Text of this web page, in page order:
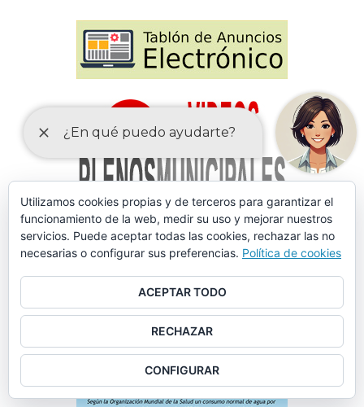
Utilizamos cookies propias y de terceros para garantizar el
funcionamiento de la web, medir su uso y mejorar nuestros
servicios. Puede aceptar todas las cookies, rechazar las no
necesarias o configurar sus preferencias. Política de cookies
ACEPTAR TODO
RECHAZAR
CONFIGURAR